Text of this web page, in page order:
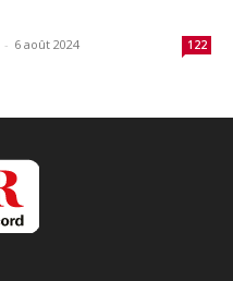
- 6 août 2024 122